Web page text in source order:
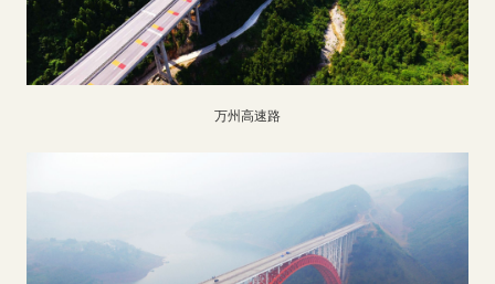
万州高速路